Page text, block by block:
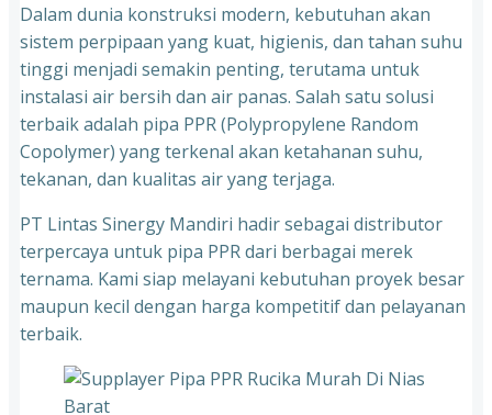
Dalam dunia konstruksi modern, kebutuhan akan
sistem perpipaan yang kuat, higienis, dan tahan suhu
tinggi menjadi semakin penting, terutama untuk
instalasi air bersih dan air panas. Salah satu solusi
terbaik adalah pipa PPR (Polypropylene Random
Copolymer) yang terkenal akan ketahanan suhu,
tekanan, dan kualitas air yang terjaga.
PT Lintas Sinergy Mandiri hadir sebagai distributor
terpercaya untuk pipa PPR dari berbagai merek
ternama. Kami siap melayani kebutuhan proyek besar
maupun kecil dengan harga kompetitif dan pelayanan
terbaik.